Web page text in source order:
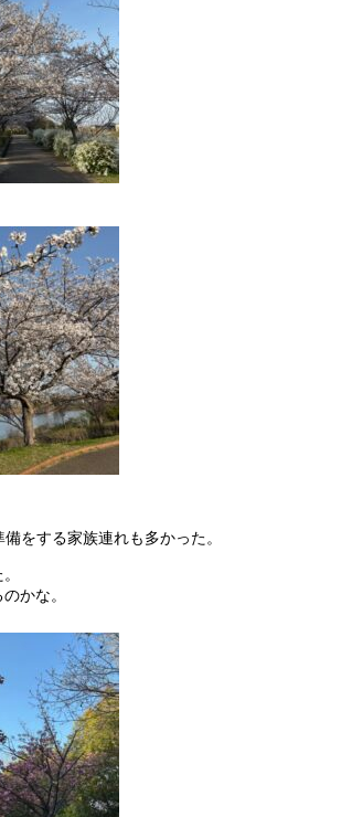
をする家族連れも多かった。
かな。